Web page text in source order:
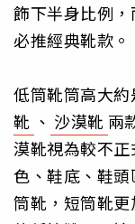
飾下半身比例
必推經典靴款。
低筒靴筒高大
靴 、 沙漠靴 兩
漠靴視為較不
色、鞋底、鞋
筒靴，短筒靴